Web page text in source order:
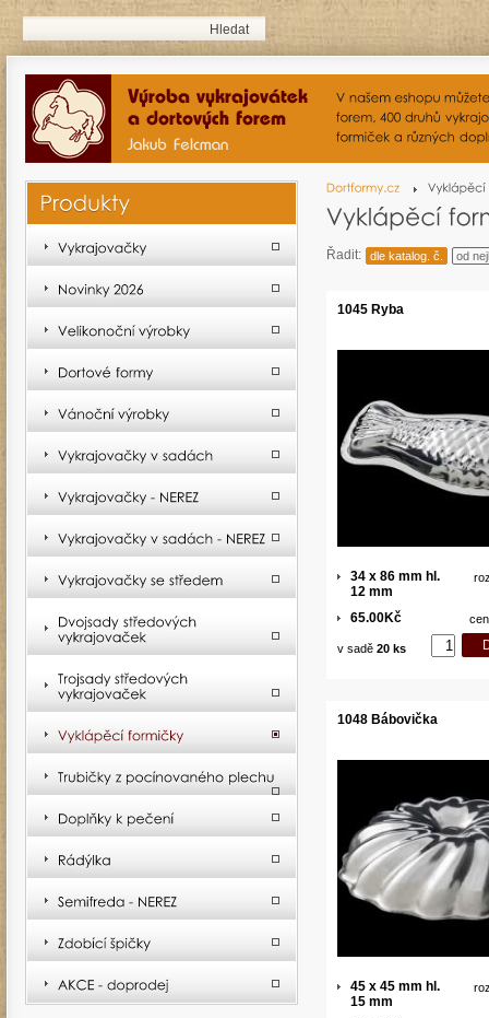
Řadit: dle katalog. č. od
1045 Ryba
34 x 86 mm hl.
12 mm
65.00Kč
v sadě 20 ks
1048 Bábovička
45 x 45 mm hl.
15 mm